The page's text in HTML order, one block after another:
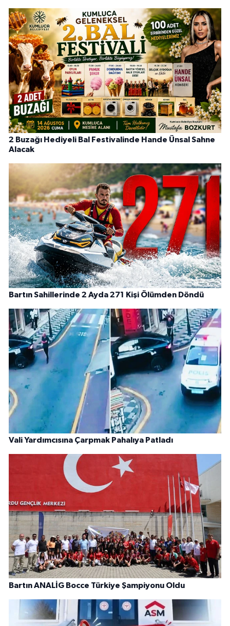
2 Buzağı Hediyeli Bal Festivalinde Hande Ünsal Sahne
Alacak
Bartın Sahillerinde 2 Ayda 271 Kişi Ölümden Döndü
Vali Yardımcısına Çarpmak Pahalıya Patladı
Bartın ANALİG Bocce Türkiye Şampiyonu Oldu